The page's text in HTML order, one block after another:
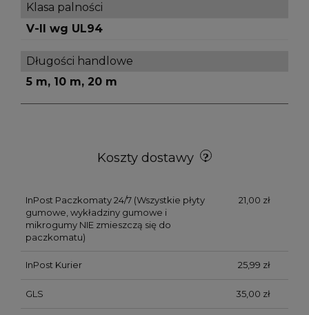
Klasa palności
V-II wg UL94
Długości handlowe
5 m, 10 m, 20 m
Koszty dostawy
InPost Paczkomaty 24/7(Wszystkie płyty
gumowe, wykładziny gumowe i
mikrogumy NIE zmieszczą się do
paczkomatu)
21,00 zł
InPost Kurier 25,99 zł
GLS 35,00 zł